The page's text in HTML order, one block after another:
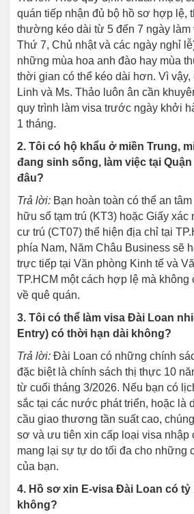
quán tiếp nhận đủ bộ hồ sơ hợp lệ,
thường kéo dài từ 5 đến 7 ngày làm
Thứ 7, Chủ nhật và các ngày nghỉ
những mùa hoa anh đào hay mùa
thời gian có thể kéo dài hơn. Vì vậy,
Linh và Ms. Thảo luôn ân cần
quy trình làm visa trước ngày khởi
1 tháng.
2. Tôi có hộ khẩu ở miền Trung,
đang sinh sống, làm việc tại
đâu?
Trả lời: Bạn hoàn toàn có thể an
hữu sổ tạm trú (KT3) hoặc Giấy xác
cư trú (CT07) thể hiện địa chỉ tại
phía Nam, Năm Châu Business sẽ
trực tiếp tại Văn phòng Kinh tế và
TP.HCM một cách hợp lệ mà không
về quê quán.
3. Tôi có thể làm visa Đài Loan
Entry) có thời hạn dài không?
Trả lời: Đài Loan có những chính
đặc biệt là chính sách thị thực 10
từ cuối tháng 3/2026. Nếu bạn có
sắc tại các nước phát triển, hoặc là
cầu giao thương tần suất cao,
sơ và ưu tiên xin cấp loại visa nhập
mang lại sự tự do tối đa cho những
của bạn.
4. Hồ sơ xin E-visa Đài Loan có tỷ
không?